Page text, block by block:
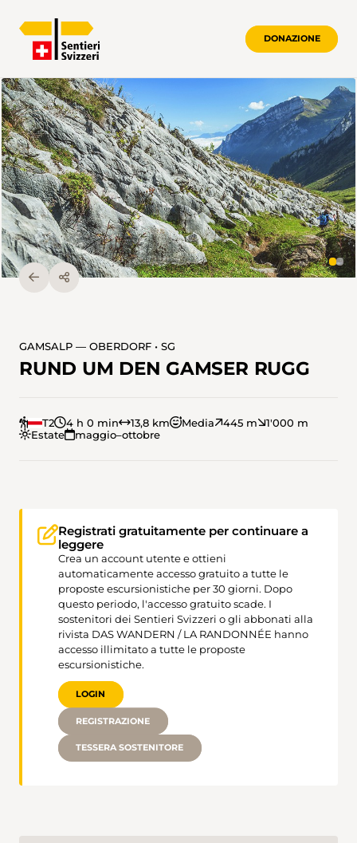
DONAZIONE
GAMSALP — OBERDORF • SG
RUND UM DEN GAMSER RUGG
T2 4 h 0 min 13,8 km Media 445 m
1'000 m
Estate
maggio–ottobre
Registrati gratuitamente per continuare a
leggere
Crea un account utente e ottieni
automaticamente accesso gratuito a tutte le
proposte escursionistiche per 30 giorni. Dopo
questo periodo, l'accesso gratuito scade. I
sostenitori dei Sentieri Svizzeri o gli abbonati alla
rivista DAS WANDERN / LA RANDONNÉE hanno
accesso illimitato a tutte le proposte
escursionistiche.
LOGIN
REGISTRAZIONE
TESSERA SOSTENITORE